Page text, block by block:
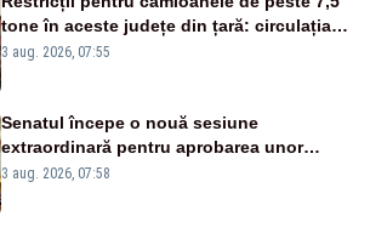
tone în aceste județe din țară: circulația
este interzisă luni, între orele 12:00 și
3 aug. 2026, 07:55
Senatul începe o nouă sesiune
extraordinară pentru aprobarea unor
jaloane din PNRR
3 aug. 2026, 07:58